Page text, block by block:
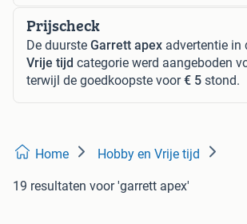
Prijscheck
De duurste Garrett apex advertentie in
Vrije tijd categorie werd aangeboden
terwijl de goedkoopste voor€ 5 stond.
Home Hobby en Vrije tijd
19 resultaten voor 'garrett apex'